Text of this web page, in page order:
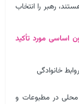
رهبر را انتخاب
اساسی مورد تأکید
محلی در مطبوعات و